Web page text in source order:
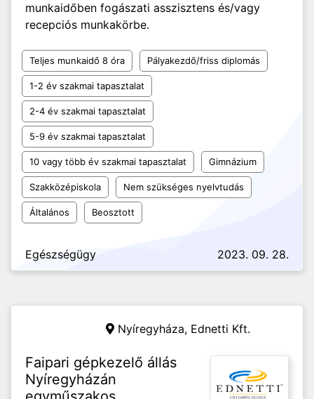
munkaidőben fogászati asszisztens és/vagy
recepciós munkakörbe.
Teljes munkaidő 8 óra Pályakezdő/friss diplomás
1-2 év szakmai tapasztalat
2-4 év szakmai tapasztalat
5-9 év szakmai tapasztalat
10 vagy több év szakmai tapasztalat Gimnázium
Szakközépiskola Nem szükséges nyelvtudás
Általános Beosztott
Egészségügy 2023. 09. 28.
Nyíregyháza, Ednetti Kft.
Faipari gépkezelő állás
Nyíregyházán